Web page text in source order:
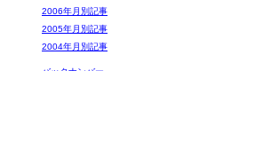
2006年月別記事
2005年月別記事
2004年月別記事
バックナンバー